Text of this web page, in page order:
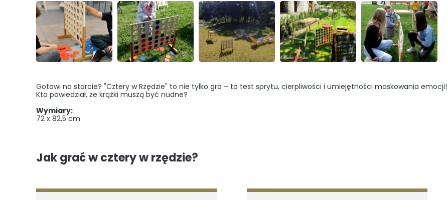
Jak grać w cztery w rzędzie?
Gotowi na starcie? "Cztery w Rzędzie" to nie tylko gra – to test sprytu, cierpliwości i umiejętności maskowania emocji!
Kto powiedział, że krążki muszą być nudne?
Wymiary:
72 x 82,5 cm